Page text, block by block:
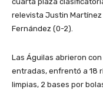
relevista Justin Martínez
Fernández (0-2).
Las Águilas abrieron
entradas, enfrentó a 18
limpias, 2 bases por